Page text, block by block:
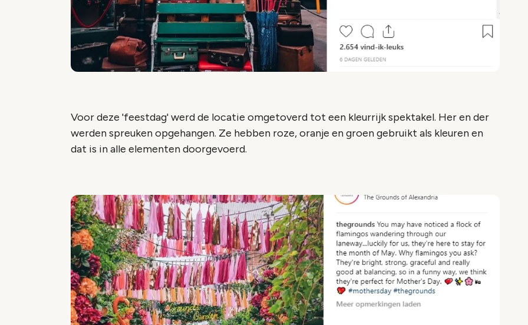
Voor deze 'feestdag' werd de locatie omgetoverd tot een kleurrijk spektakel. Her en der
werden spreuken opgehangen. Ze hebben roze, oranje en groen gebruikt als kleuren en
dat is in alle elementen doorgevoerd.